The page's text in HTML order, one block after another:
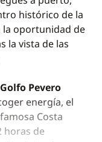
histórico de la
la oportunidad de
la vista de las
Pevero
energía, el
Costa
horas de